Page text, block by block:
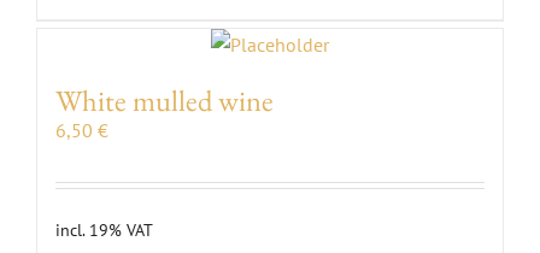
White mulled wine
6,50 €
incl. 19% VAT